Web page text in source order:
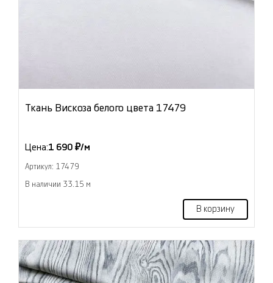
Ткань Вискоза белого цвета 17479
Цена:1 690 ₽/м
Артикул: 17479
В наличии 33.15 м
В корзину